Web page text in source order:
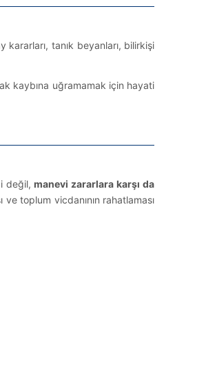
tanık beyanları, bilirkişi
kaybına uğramamak için hayati
değil,manevi zararlara karşı da
ve toplum vicdanının rahatlaması